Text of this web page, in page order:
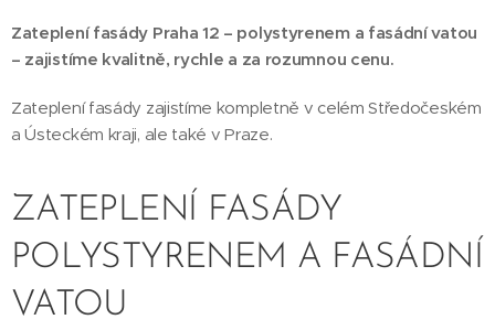
Zateplení fasády Praha 12 – polystyrenem a fasádní vatou
– zajistíme kvalitně, rychle a za rozumnou cenu.
Zateplení fasády zajistíme kompletně v celém Středočeském
a Ústeckém kraji, ale také v Praze.
ZATEPLENÍ FASÁDY
POLYSTYRENEM A FASÁDNÍ
VATOU